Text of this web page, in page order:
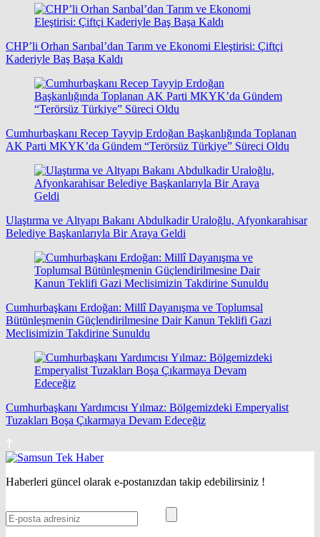
CHP’li Orhan Sarıbal’dan Tarım ve Ekonomi Eleştirisi: Çiftçi
Kaderiyle Baş Başa Kaldı
Cumhurbaşkanı Recep Tayyip Erdoğan Başkanlığında Toplanan
AK Parti MKYK’da Gündem “Terörsüz Türkiye” Süreci Oldu
Ulaştırma ve Altyapı Bakanı Abdulkadir Uraloğlu, Afyonkarahisar
Belediye Başkanlarıyla Bir Araya Geldi
Cumhurbaşkanı Erdoğan: Millî Dayanışma ve Toplumsal
Bütünleşmenin Güçlendirilmesine Dair Kanun Teklifi Gazi
Meclisimizin Takdirine Sunuldu
Cumhurbaşkanı Yardımcısı Yılmaz: Bölgemizdeki Emperyalist
Tuzakları Boşa Çıkarmaya Devam Edeceğiz
Haberleri güncel olarak e-postanızdan takip edebilirsiniz !